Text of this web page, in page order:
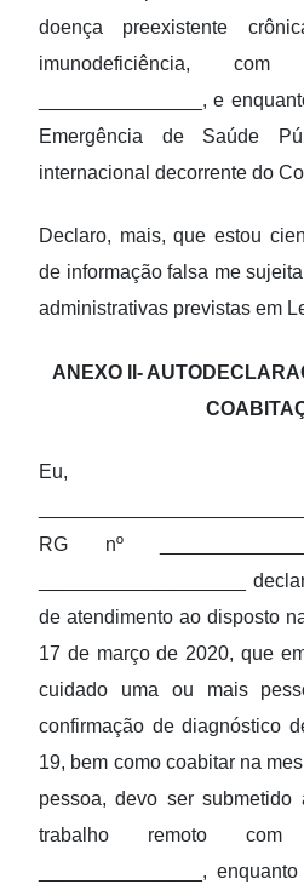
doença preexistente
imunodeficiência,
_______________, e
Emergência de Saúde
internacional decorrente do
Declaro, mais, que estou
de informação falsa me
administrativas previstas em
ANEXO II-
Eu,
RG nº
___________________
de atendimento ao disposto
17 de março de 2020, que
cuidado uma ou mais
confirmação de diagnóstico
19, bem como coabitar na
pessoa, devo ser
trabalho remoto
_______________,